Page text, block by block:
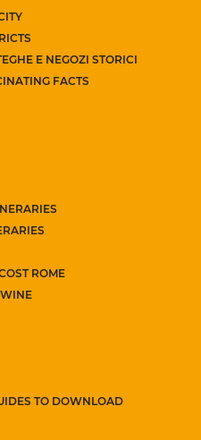
E NEGOZI STORICI
FACTS
ROME
TO DOWNLOAD